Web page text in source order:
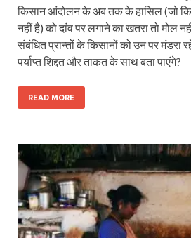
किसान आंदोलन के अब तक के हासिल (जो
नहीं है) को दांव पर लगाने का खतरा तो मोल
संबंधित प्रान्तों के किसानों को उन पर
पर्याप्त शिद्दत और ताकत के साथ बता पाएंगे?
READ MORE